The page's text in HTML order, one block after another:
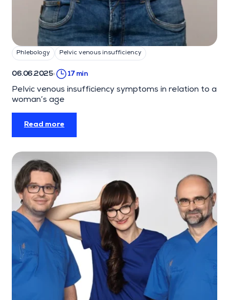
Phlebology Pelvic venous insufficiency
06.06.2025 17 min
Pelvic venous insufficiency symptoms in relation to a
woman’s age
Read more